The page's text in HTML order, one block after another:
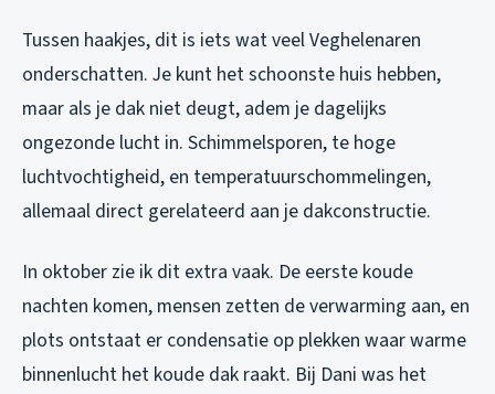
Tussen haakjes, dit is iets wat veel Veghelenaren
onderschatten. Je kunt het schoonste huis hebben,
maar als je dak niet deugt, adem je dagelijks
ongezonde lucht in. Schimmelsporen, te hoge
luchtvochtigheid, en temperatuurschommelingen,
allemaal direct gerelateerd aan je dakconstructie.
In oktober zie ik dit extra vaak. De eerste koude
nachten komen, mensen zetten de verwarming aan, en
plots ontstaat er condensatie op plekken waar warme
binnenlucht het koude dak raakt. Bij Dani was het